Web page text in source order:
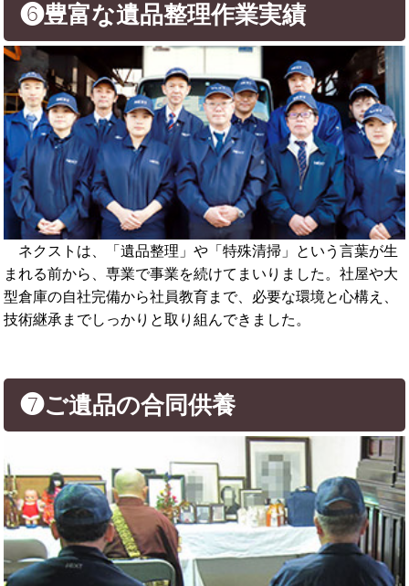
❻豊富な遺品整理作業実績
ネクストは、「遺品整理」や「特殊清掃」という言葉が生
まれる前から、専業で事業を続けてまいりました。社屋や大
型倉庫の自社完備から社員教育まで、必要な環境と心構え、
技術継承までしっかりと取り組んできました。
❼ご遺品の合同供養